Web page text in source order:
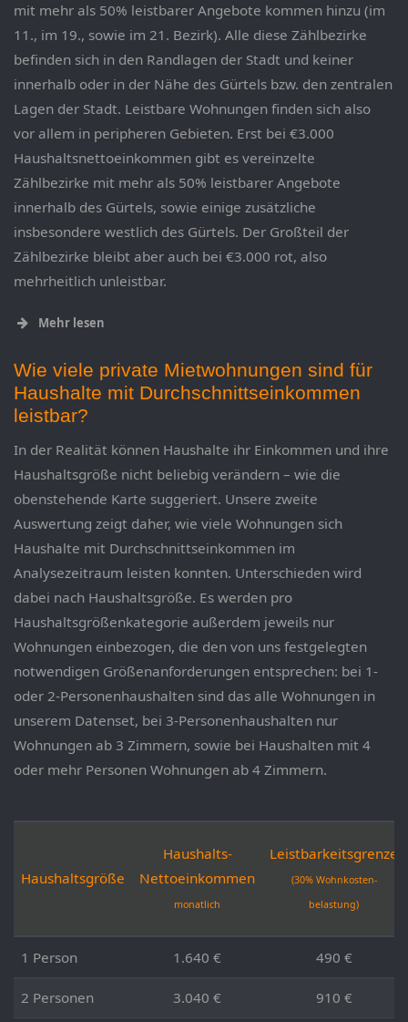
mit mehr als 50% leistbarer Angebote kommen hinzu (im
11., im 19., sowie im 21. Bezirk). Alle diese Zählbezirke
befinden sich in den Randlagen der Stadt und keiner
innerhalb oder in der Nähe des Gürtels bzw. den zentralen
Lagen der Stadt. Leistbare Wohnungen finden sich also
vor allem in peripheren Gebieten. Erst bei €3.000
Haushaltsnettoeinkommen gibt es vereinzelte
Zählbezirke mit mehr als 50% leistbarer Angebote
innerhalb des Gürtels, sowie einige zusätzliche
insbesondere westlich des Gürtels. Der Großteil der
Zählbezirke bleibt aber auch bei €3.000 rot, also
mehrheitlich unleistbar.
Mehr lesen
Wie viele private Mietwohnungen sind für
Haushalte mit Durchschnittseinkommen
leistbar?
In der Realität können Haushalte ihr Einkommen und ihre
Haushaltsgröße nicht beliebig verändern – wie die
obenstehende Karte suggeriert. Unsere zweite
Auswertung zeigt daher, wie viele Wohnungen sich
Haushalte mit Durchschnittseinkommen im
Analysezeitraum leisten konnten. Unterschieden wird
dabei nach Haushaltsgröße. Es werden pro
Haushaltsgrößenkategorie außerdem jeweils nur
Wohnungen einbezogen, die den von uns festgelegten
notwendigen Größenanforderungen entsprechen: bei 1-
oder 2-Personenhaushalten sind das alle Wohnungen in
unserem Datenset, bei 3-Personenhaushalten nur
Wohnungen ab 3 Zimmern, sowie bei Haushalten mit 4
oder mehr Personen Wohnungen ab 4 Zimmern.
Haushaltsgröße
Haushalts-
Nettoeinkommen
monatlich
Leistbarkeitsgrenze
(30% Wohnkosten-
belastung)
Haushaltsgröße
Haushalts-
monatlich
Leistbarkeitsgrenze
belastung)
1 Person 1.640 € 490 €
2 Personen 3.040 € 910 €